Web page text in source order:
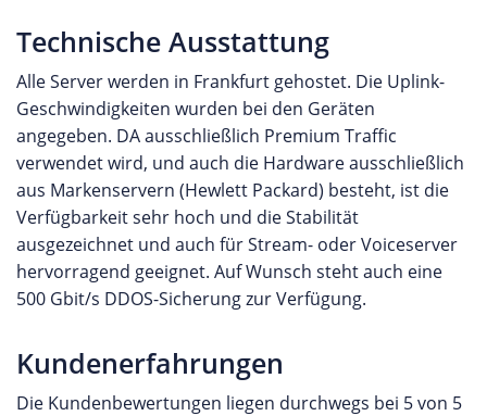
Technische Ausstattung
Alle Server werden in Frankfurt gehostet. Die Uplink-
Geschwindigkeiten wurden bei den Geräten
angegeben. DA ausschließlich Premium Traffic
verwendet wird, und auch die Hardware ausschließlich
aus Markenservern (Hewlett Packard) besteht, ist die
Verfügbarkeit sehr hoch und die Stabilität
ausgezeichnet und auch für Stream- oder Voiceserver
hervorragend geeignet. Auf Wunsch steht auch eine
500 Gbit/s DDOS-Sicherung zur Verfügung.
Kundenerfahrungen
Die Kundenbewertungen liegen durchwegs bei 5 von 5